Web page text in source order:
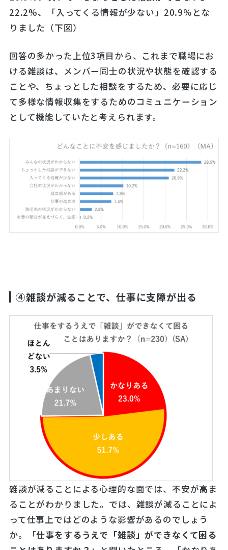
22.2%、「入ってくる情報が少ない」20.9％とな
りました（下図）
回答の多かった上位3項目から、これまで職場にお
ける雑談は、メンバー同士の状況や状態を確認する
ことや、ちょっとした相談をするため、必要に応じ
て多様な情報収集をするためのコミュニケーション
として機能していたと考えられます。
④雑談が減ることで、仕事に支障が出る
雑談が減ることによる心理的な面では、不安が高ま
ることがわかりました。では、雑談が減ることによ
って仕事上ではどのような影響があるのでしょう
か。「仕事をするうえで「雑談」ができなくて困る